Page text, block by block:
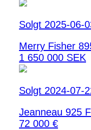
Solgt 2025-06-
Merry Fisher
1 650 000 SEK
Solgt 2024-07-
Jeanneau 925
72 000 €